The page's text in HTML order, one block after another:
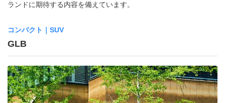
ランドに期待する内容を備えています。
コンパクト｜SUV
GLB